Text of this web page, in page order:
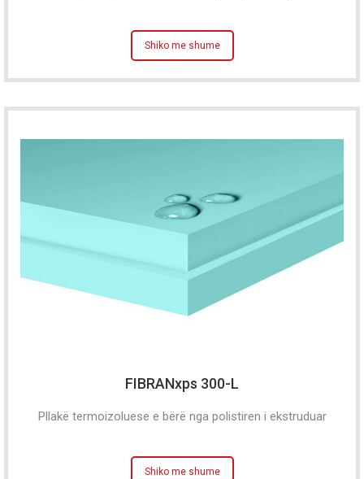
Shiko me shume
FIBRANxps 300-L
Pllakë termoizoluese e bërë nga polistiren i ekstruduar
Shiko me shume